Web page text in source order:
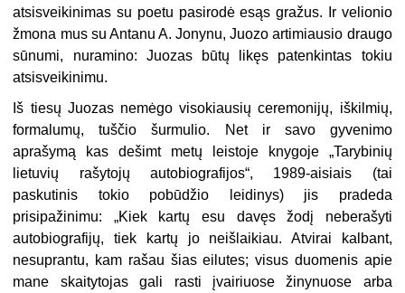
atsisveikinimas su poetu pasirodė esąs gražus. Ir velionio
žmo­na mus su Antanu A. Jonynu, Juozo artimiausio draugo
sūnumi, nuramino: Juozas būtų likęs patenkintas tokiu
atsisveikinimu.
Iš tiesų Juozas nemėgo visokiausių ceremonijų, iškilmių,
formalumų, tuščio šurmulio. Net ir savo gyvenimo
aprašymą kas dešimt metų leistoje knygoje „Ta­rybinių
lietuvių rašytojų autobiografijos“, 1989-aisiais (tai
paskutinis tokio pobūdžio leidinys) jis pradeda
prisipažinimu: „Kiek kartų esu davęs žodį nebe­rašyti
autobiografijų, tiek kartų jo neišlaikiau. Atvirai kalbant,
nesuprantu, kam rašau šias eilutes; visus duomenis apie
mane skaitytojas gali rasti įvairiuose žinynuose arba